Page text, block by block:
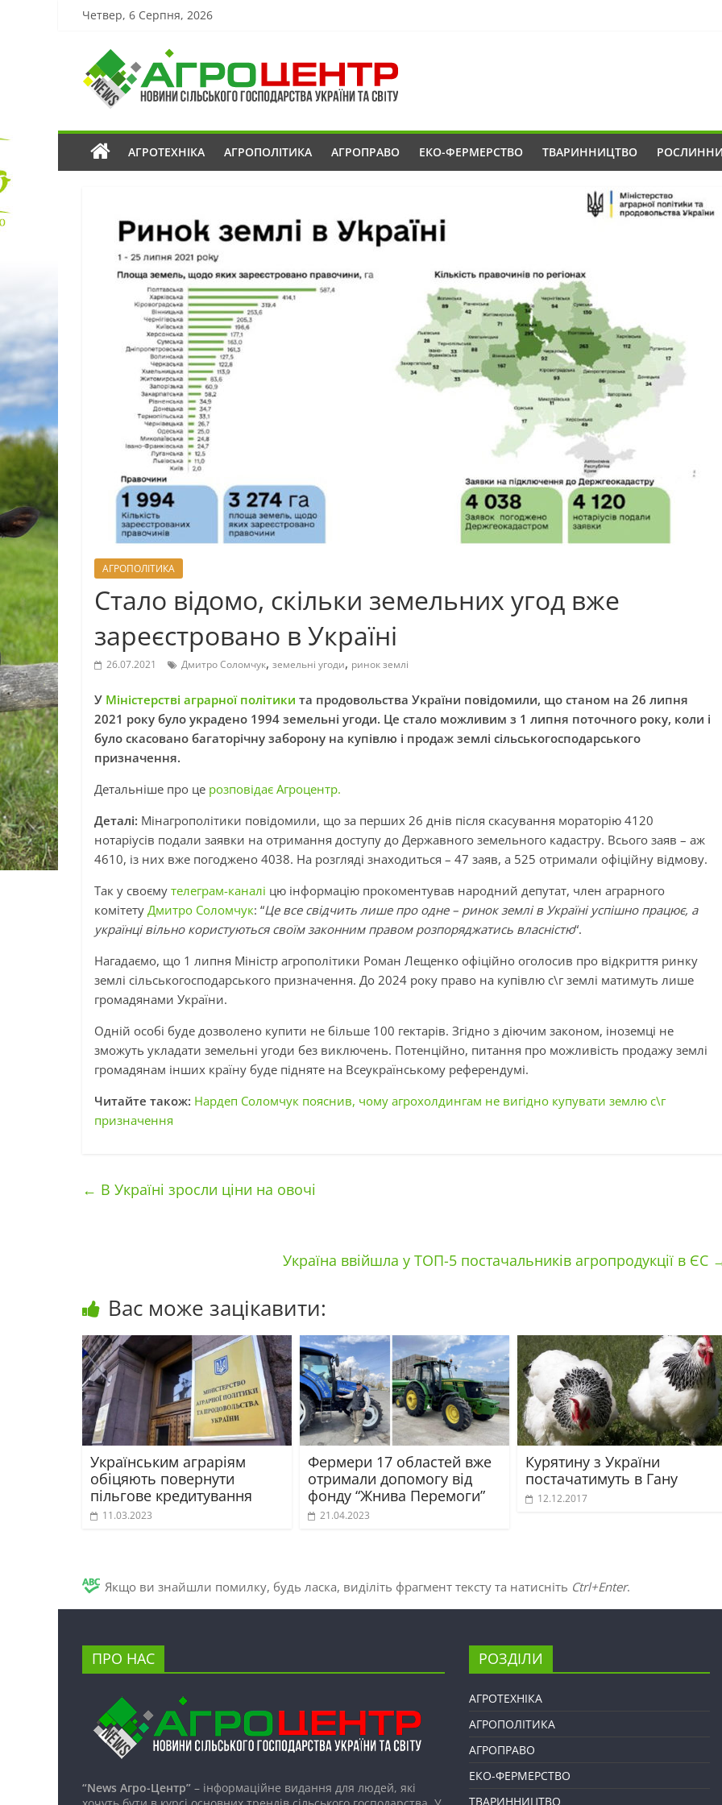
Четвер, 6 Серпня, 2026
АГРОТЕХНІКА АГРОПОЛІТИКА АГРОПРАВО ЕКО-ФЕРМЕРСТВО ТВАРИННИЦТВО
АГРОПОЛІТИКА
Стало відомо, скільки земельних угод вже
зареєстровано в Україні
26.07.2021 Дмитро Соломчук, земельні угоди, ринок землі
У Міністерстві аграрної політики та продовольства України повідомили, що станом на 26 липня
2021 року було украдено 1994 земельні угоди. Це стало можливим з 1 липня поточного року, коли і
було скасовано багаторічну заборону на купівлю і продаж землі сільськогосподарського
призначення.
Детальніше про це розповідає Агроцентр.
Деталі: Мінагрополітики повідомили, що за перших 26 днів після скасування мораторію 4120
нотаріусів подали заявки на отримання доступу до Державного земельного кадастру. Всього заяв – аж
4610, із них вже погоджено 4038. На розгляді знаходиться – 47 заяв, а 525 отримали офіційну відмову.
Так у своєму телеграм-каналі цю інформацію прокоментував народний депутат, член аграрного
комітету Дмитро Соломчук: “Це все свідчить лише про одне – ринок землі в Україні успішно працює, а
українці вільно користуються своїм законним правом розпоряджатись власністю“.
Нагадаємо, що 1 липня Міністр агрополітики Роман Лещенко офіційно оголосив про відкриття ринку
землі сільськогосподарського призначення. До 2024 року право на купівлю с\г землі матимуть лише
громадянами України.
Одній особі буде дозволено купити не більше 100 гектарів. Згідно з діючим законом, іноземці не
зможуть укладати земельні угоди без виключень. Потенційно, питання про можливість продажу землі
громадянам інших країну буде підняте на Всеукраїнському референдумі.
Читайте також: Нардеп Соломчук пояснив, чому агрохолдингам не вигідно купувати землю с\г
призначення
← В Україні зросли ціни на овочі
Україна ввійшла у ТОП-5 постачальників агропродукції в ЄС
Вас може зацікавити:
Українським аграріям
обіцяють повернути
пільгове кредитування
11.03.2023
Фермери 17 областей вже
отримали допомогу від
фонду “Жнива Перемоги”
21.04.2023
Курятину з України
постачатимуть в Гану
12.12.2017
Якщо ви знайшли помилку, будь ласка, виділіть фрагмент тексту та натисніть Ctrl+Enter.
ПРО НАС
“News Агро-Центр” – інформаційне видання для людей, які
РОЗДІЛИ
АГРОТЕХНІКА
АГРОПОЛІТИКА
АГРОПРАВО
ЕКО-ФЕРМЕРСТВО
ТВАРИННИЦТВО